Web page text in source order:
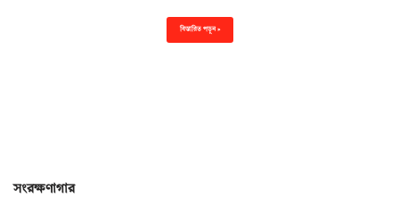
বিস্তারিত পড়ুন »
সংরক্ষণাগার